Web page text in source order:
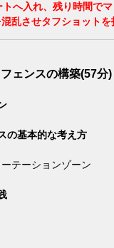
へ入れ、残り時間で
乱させタフショットを
ェンスの構築(57分)
の基本的な考え方
テーションゾーン